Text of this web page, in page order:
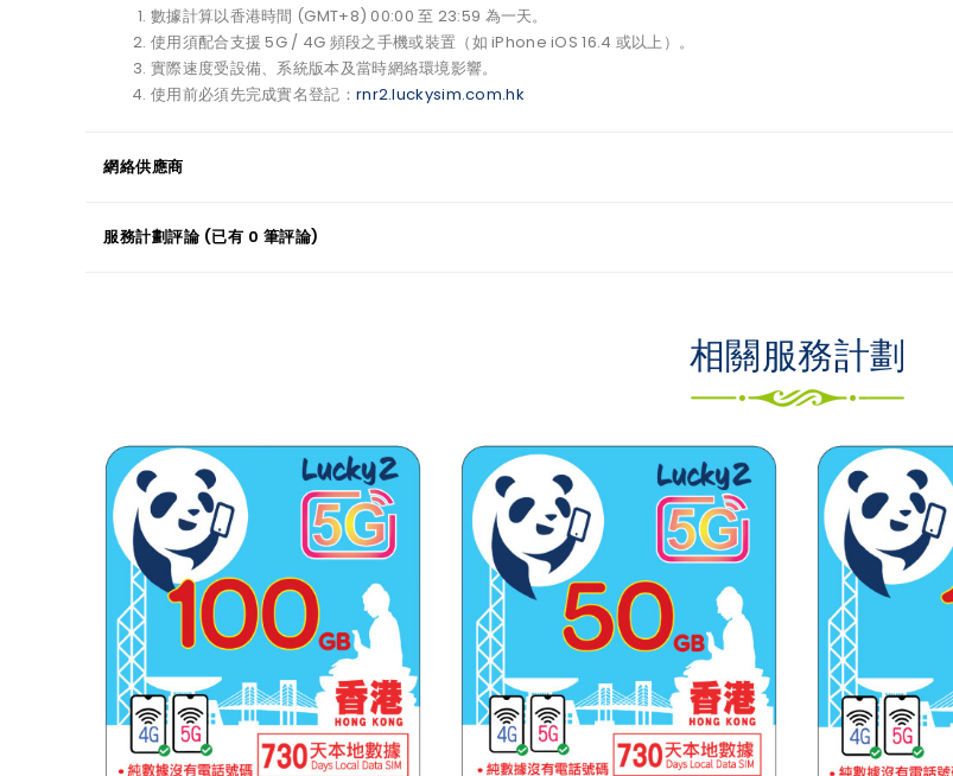
數據計算以香港時間 (GMT+8) 00:00 至 23:59 為一天。
使用須配合支援 5G / 4G 頻段之手機或裝置（如 iPhone iOS 16.4 或以上）。
實際速度受設備、系統版本及當時網絡環境影響。
使用前必須先完成實名登記： rnr2.luckysim.com.hk
網絡供應商
服務計劃評論 (已有 0 筆評論)
相關服務計劃